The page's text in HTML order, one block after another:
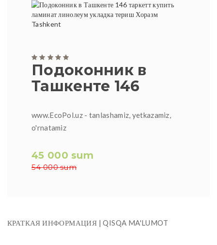
Подоконник в
Ташкенте 146
www.EcoPol.uz - tanlashamiz, yetkazamiz,
o'rnatamiz
45 000 sum
54 000 sum
КРАТКАЯ ИНФОРМАЦИЯ | QISQA MA'LUMOT